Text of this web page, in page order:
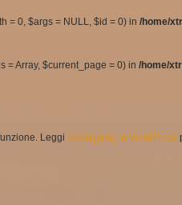
= 0, $args = NULL, $id = 0) in /home/
= Array, $current_page = 0) in /home/
Leggi Debugging in WordPress